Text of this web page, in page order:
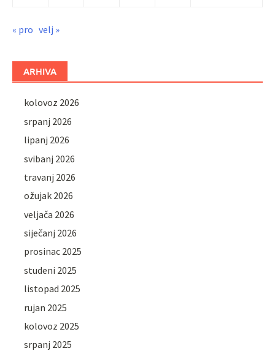
« pro velj »
ARHIVA
kolovoz 2026
srpanj 2026
lipanj 2026
svibanj 2026
travanj 2026
ožujak 2026
veljača 2026
siječanj 2026
prosinac 2025
studeni 2025
listopad 2025
rujan 2025
kolovoz 2025
srpanj 2025